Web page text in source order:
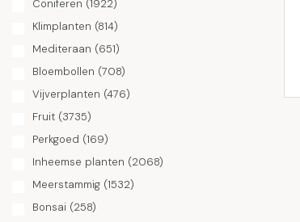
Carya (1)
Castanea
(32)
Catalpa (48)
Cedrus(6)
Cephalanthus
Cercidiphyllum(16)
Chamaecyparis
Chionanthus
Chitalpa
(2)
Citrus (1)
Cladrastis (5)
Cornus(37)
Corylus(20)
Coniferen (1922)
Klimplanten (814)
Mediteraan (651)
Bloembollen (708)
Vijverplanten (476)
Fruit (3735)
Perkgoed (169)
Inheemse planten (2068)
Meerstammig (1532)
Bonsai (258)